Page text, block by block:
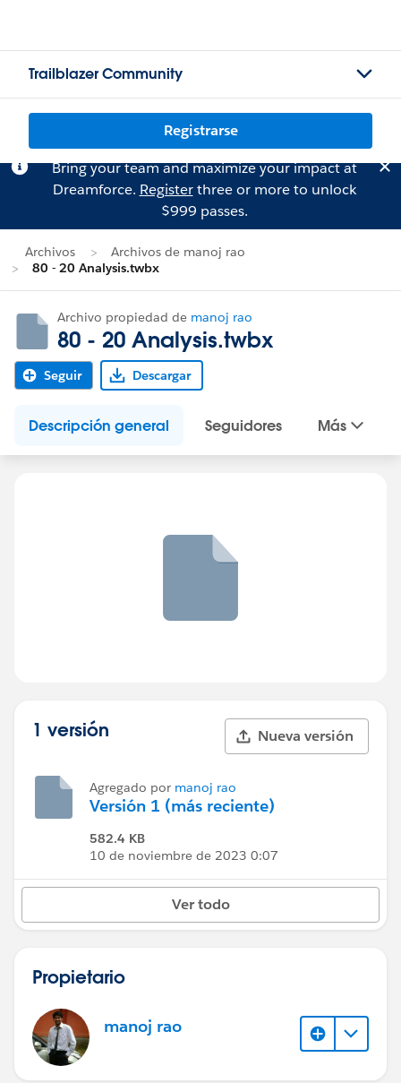
Trailblazer Community
Registrarse
Bring your team and maximize your impact at
Dreamforce. Registerthree or more to unlock
$999 passes.
Archivos
Archivos de manoj rao
80 - 20 Analysis.twbx
Archivo propiedad de manoj rao
80 - 20 Analysis.twbx
Seguir Descargar
Descripción general Seguidores Más
1 versión Nueva versión
Agregado por manoj rao
Versión 1 (más reciente)
582.4 KB
10 de noviembre de 2023 0:07
Ver todo
Propietario
manoj rao